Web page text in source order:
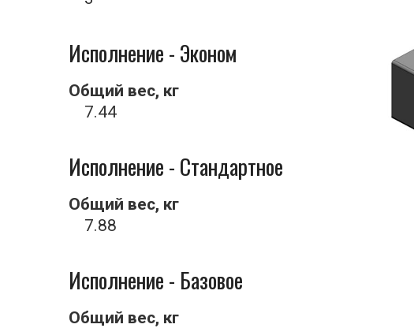
Исполнение - Эконом
Общий вес, кг
7.44
Исполнение - Стандартное
Общий вес, кг
7.88
Исполнение - Базовое
Общий вес, кг